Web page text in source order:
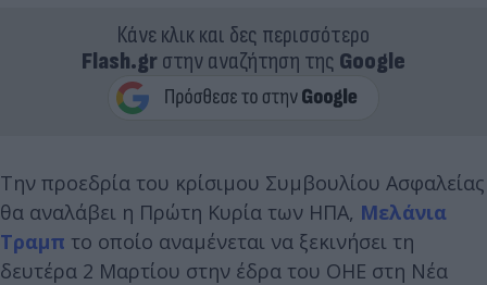
Κάνε κλικ και δες περισσότερο
Flash.grστην αναζήτηση της Google
Την προεδρία του κρίσιμου Συμβουλίου Ασφαλείας
θα αναλάβει η Πρώτη Κυρία των ΗΠΑ, Μελάνια
Τραμπ το οποίο αναμένεται να ξεκινήσει τη
δευτέρα 2 Μαρτίου στην έδρα του ΟΗΕ στη Νέα